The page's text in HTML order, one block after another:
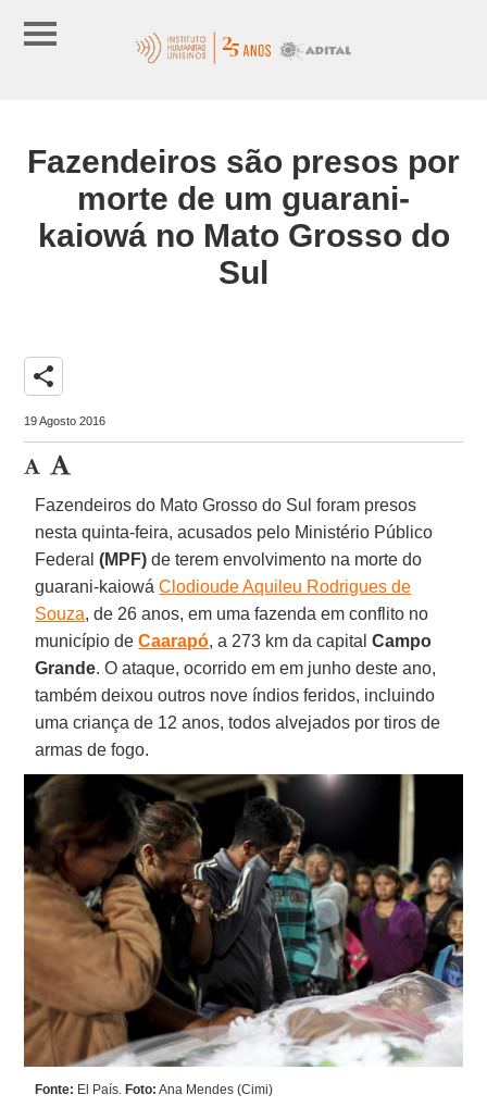
Fazendeiros são presos por
morte de um guarani-
kaiowá no Mato Grosso do
Sul
share
19 Agosto 2016
Fazendeiros do Mato Grosso do Sul foram presos
nesta quinta-feira, acusados pelo Ministério Público
Federal(MPF) de terem envolvimento na morte do
guarani-kaiowáClodioude Aquileu Rodrigues de
Souza, de 26 anos, em uma fazenda em conflito no
município deCaarapó, a 273 km da capitalCampo
Grande. O ataque, ocorrido em em junho deste ano,
também deixou outros nove índios feridos, incluindo
uma criança de 12 anos, todos alvejados por tiros de
armas de fogo.
Fonte: El País.Foto: Ana Mendes (Cimi)